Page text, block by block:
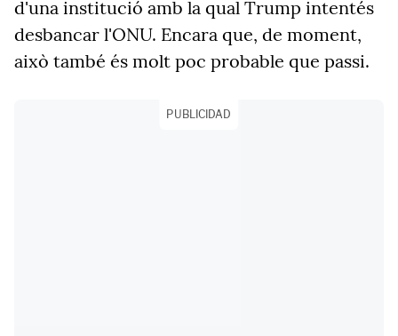
d'una institució amb la qual Trump intentés
desbancar l'ONU. Encara que, de moment,
això també és molt poc probable que passi.
PUBLICIDAD